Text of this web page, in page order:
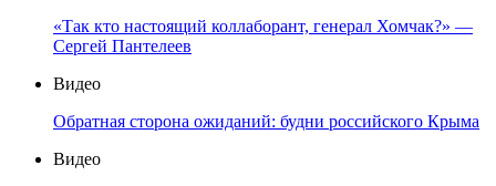
«Так кто настоящий коллаборант, генерал Хомчак?» —
Сергей Пантелеев
Видео
Обратная сторона ожиданий: будни российского Крыма
Видео